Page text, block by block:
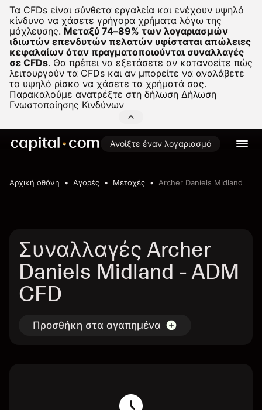
Τα CFDs είναι σύνθετα εργαλεία και ενέχουν υψηλό
κίνδυνο να χάσετε γρήγορα χρήματα λόγω της
μόχλευσης. Μεταξύ 74–89% των λογαριασμών
ιδιωτών επενδυτών πελατών υφίσταται απώλειες
κεφαλαίων όταν πραγματοποιούνται συναλλαγές
σε CFDs. Θα πρέπει να εξετάσετε αν κατανοείτε πώς
λειτουργούν τα CFDs και αν μπορείτε να αναλάβετε
το υψηλό ρίσκο να χάσετε τα χρήματά σας.
Παρακαλούμε ανατρέξτε στη δήλωση Δήλωση
Γνωστοποίησης Κινδύνων
Ανοίξτε έναν λογαριασμό
Αρχική οθόνη Αγορές Μετοχές Archer Daniels Midland
Συναλλαγές Archer
Daniels Midland - ADM
CFD
Προσθήκη στα αγαπημένα